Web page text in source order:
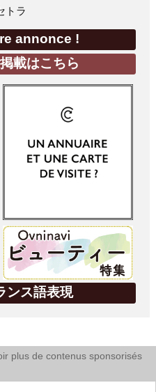
トラ
annonce !
載はこちら
ンス語表現
plus de contenus sponsorisés